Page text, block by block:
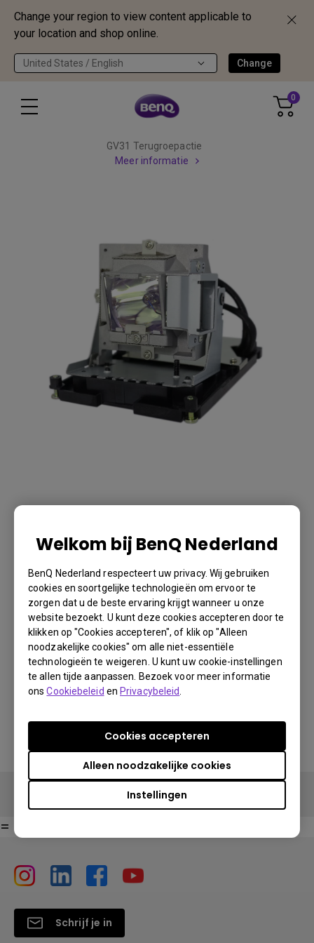
Change your region to view content applicable to
your location and shop online.
United States / English Change
Welkom bij BenQ Nederland
BenQ Nederland respecteert uw privacy. Wij gebruiken
cookies en soortgelijke technologieën om ervoor te
zorgen dat u de beste ervaring krijgt wanneer u onze
website bezoekt. U kunt deze cookies accepteren door te
klikken op "Cookies accepteren", of klik op "Alleen
noodzakelijke cookies" om alle niet-essentiële
technologieën te weigeren. U kunt uw cookie-instellingen
te allen tijde aanpassen. Bezoek voor meer informatie
onsCookiebeleid en Privacybeleid
Instellingen
Alleen noodzakelijke cookies
Cookies accepteren
0
GV31 Terugroepactie
Meer informatie
Lamp for SW916
BenQ Part Number: 5J.JA705.001
€ 489
Bestel in de BenQ Shop
U kunt ook hier kopen
Vind winkels
Bestel in de BenQ Shop
=
Schrijf je in